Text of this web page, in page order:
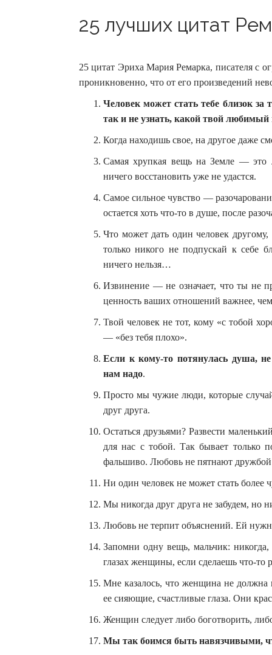
25 лучших цитат
25 цитат Эриха Мария Ремарка, писателя с
проникновенно, что от его произведений
Человек может стать тебе близок за
так и не узнать, какой твой любимый
Когда находишь свое, на другое даже
Самая хрупкая вещь на Земле —
ничего восстановить уже не удастся.
Самое сильное чувство —
остается хоть что-то в душе, после
Что может дать один человек
только никого не подпускай к себе
ничего нельзя…
Извинение — не означает, что ты не
ценность ваших отношений важнее, чем
Твой человек не тот, кому «с тобой
— «без тебя плохо».
Если к кому-то потянулась душа, не
нам надо.
Просто мы чужие люди, которые
друг друга.
Остаться друзьями? Развести
для нас с тобой. Так бывает только
фальшиво. Любовь не пятнают
Ни один человек не может стать
Мы никогда друг друга не забудем, но
Любовь не терпит объяснений. Ей
Запомни одну вещь, мальчик:
глазах женщины, если сделаешь что-то
Мне казалось, что женщина не должна
ее сияющие, счастливые глаза. Они
Женщин следует либо боготворить,
Мы так боимся быть навязчивыми,